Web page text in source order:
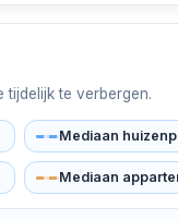
tijdelijk te verbergen.
Mediaan
Mediaan